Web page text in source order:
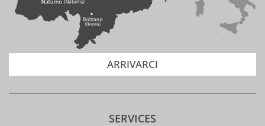
ARRIVARCI
SERVICES